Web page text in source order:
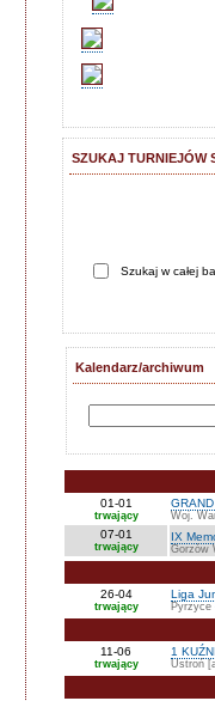
SZUKAJ TURNIEJÓW
Szukaj w całej
Kalendarz/archiwum
01-01
trwający Woj.
07-01
trwający
IX
Gorzów
26-04
trwający
Liga
Pyrzyce
11-06
trwający
1
Ustroń